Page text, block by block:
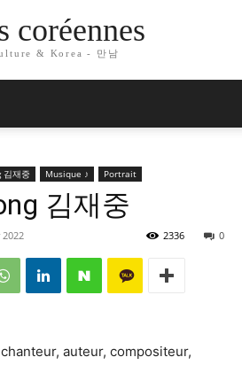
coréennes
& Korea - 만남
김재중 Musique ♪ Portrait
김재중
0
2336
auteur, compositeur,